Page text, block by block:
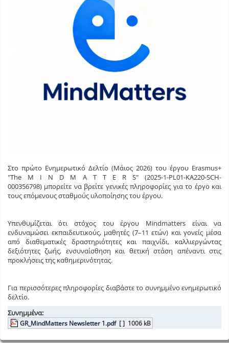
Στο πρώτο Ενημερωτικό Δελτίο (Μάιος 2026) του έργου Erasmus+
"The M I N D M A T T E R S" (2025-1-PL01-KA220-SCH-
000356798) μπορείτε να βρείτε γενικές πληροφορίες για το έργο και
τους επόμενους σταθμούς υλοποίησης του έργου.
Υπενθυμίζεται ότι στόχος του έργου Mindmatters είναι να
ενδυναμώσει εκπαιδευτικούς, μαθητές (7–11 ετών) και γονείς μέσα
από διαθεματικές δραστηριότητες και παιχνίδι, καλλιεργώντας
δεξιότητες ζωής, ενσυναίσθηση και θετική στάση απέναντι στις
προκλήσεις της καθημερινότητας.
Για περισσότερες πληροφορίες διαβάστε το συνημμένο ενημερωτικό
δελτίο.
Συνημμένα:
GR_MindMatters Newsletter 1.pdf [ ] 1006 kB